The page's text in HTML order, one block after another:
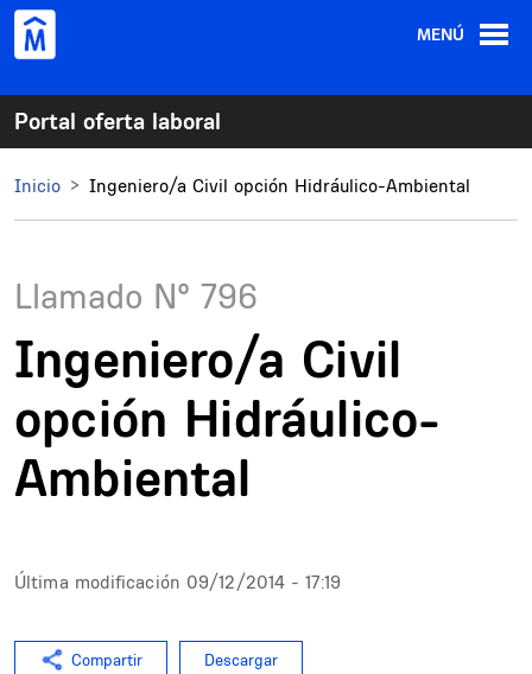
Pasar al contenido principal
MENÚ
Portal oferta laboral
Inicio Ingeniero/a Civil opción Hidráulico-Ambiental
Llamado N° 796
Ingeniero/a Civil
opción Hidráulico-
Ambiental
Última modificación 09/12/2014 - 17:19
Compartir Descargar